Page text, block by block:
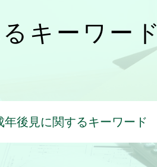
キーワード
年後見に関するキーワード